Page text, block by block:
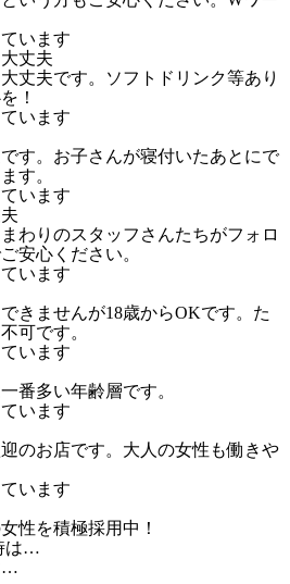
います
丈夫
丈夫です。ソフトドリンク等あり
！
います
す。お子さんが寝付いたあとにで
す。
います
わりのスタッフさんたちがフォロ
安心ください。
います
きませんが18歳からOKです。た
可です。
います
番多い年齢層です。
います
のお店です。大人の女性も働きや
います
性を積極採用中！
は…
…